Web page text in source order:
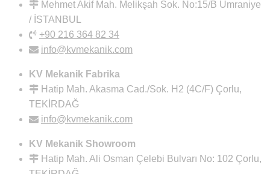
Mehmet Akif Mah. Melikşah Sok. No:15/B Ümraniye
/ İSTANBUL
+90 216 364 82 34
info@kvmekanik.com
KV Mekanik Fabrika
Hatip Mah. Akasma Cad./Sok. H2 (4C/F) Çorlu,
TEKİRDAĞ
info@kvmekanik.com
KV Mekanik Showroom
Hatip Mah. Ali Osman Çelebi Bulvarı No: 102 Çorlu,